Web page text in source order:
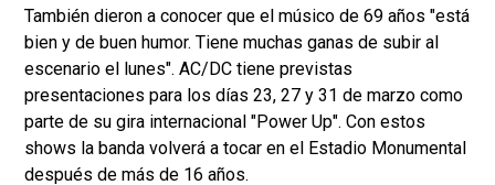
También dieron a conocer que el músico de 69 años "está
bien y de buen humor. Tiene muchas ganas de subir al
escenario el lunes". AC/DC tiene previstas
presentaciones para los días 23, 27 y 31 de marzo como
parte de su gira internacional "Power Up". Con estos
shows la banda volverá a tocar en el Estadio Monumental
después de más de 16 años.